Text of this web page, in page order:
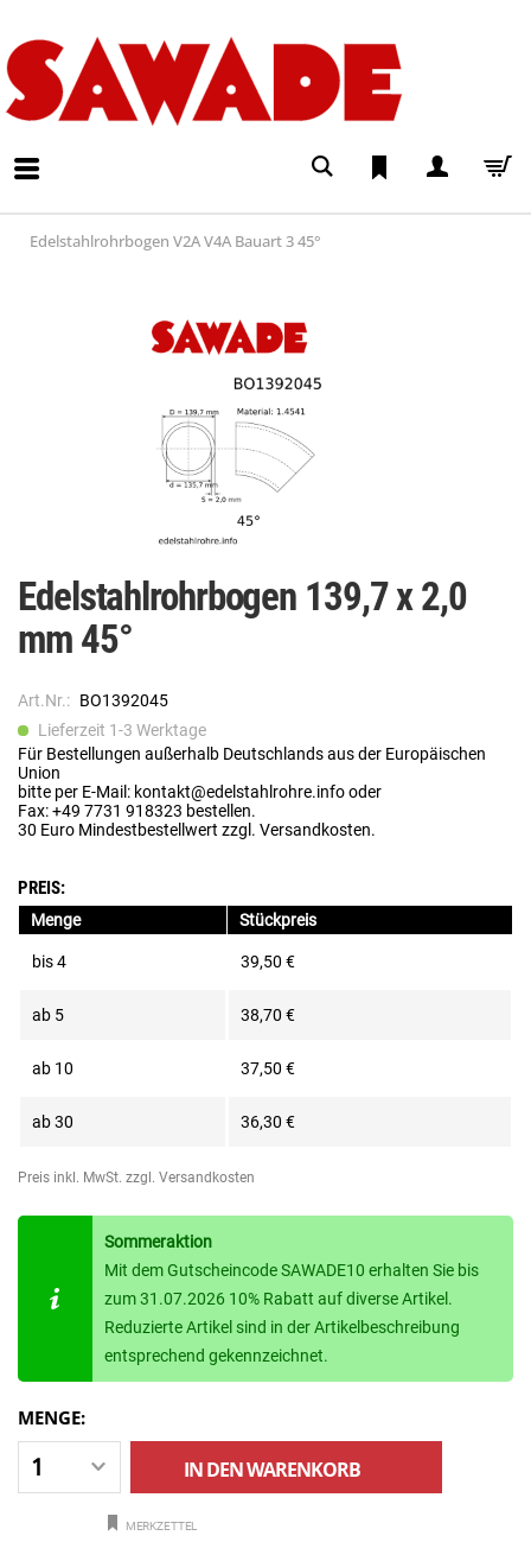
Edelstahlrohrbogen V2A V4A Bauart 3 45°
Edelstahlrohrbogen 139,7 x 2,0
mm 45°
Art.Nr.: BO1392045
Lieferzeit 1-3 Werktage
Für Bestellungen außerhalb Deutschlands aus der Europäischen
Union
bitte per E-Mail: kontakt@edelstahlrohre.info oder
Fax: +49 7731 918323 bestellen.
30 Euro Mindestbestellwert zzgl. Versandkosten.
PREIS:
Menge Stückpreis
bis4 39,50 €
ab 5 38,70 €
ab 10 37,50 €
ab30 36,30 €
Preis inkl. MwSt. zzgl. Versandkosten
Sommeraktion
Mit dem Gutscheincode SAWADE10 erhalten Sie bis
zum 31.07.2026 10% Rabatt auf diverse Artikel.
Reduzierte Artikel sind in der Artikelbeschreibung
entsprechend gekennzeichnet.
MENGE:
IN DENWARENKORB
MERKZETTEL